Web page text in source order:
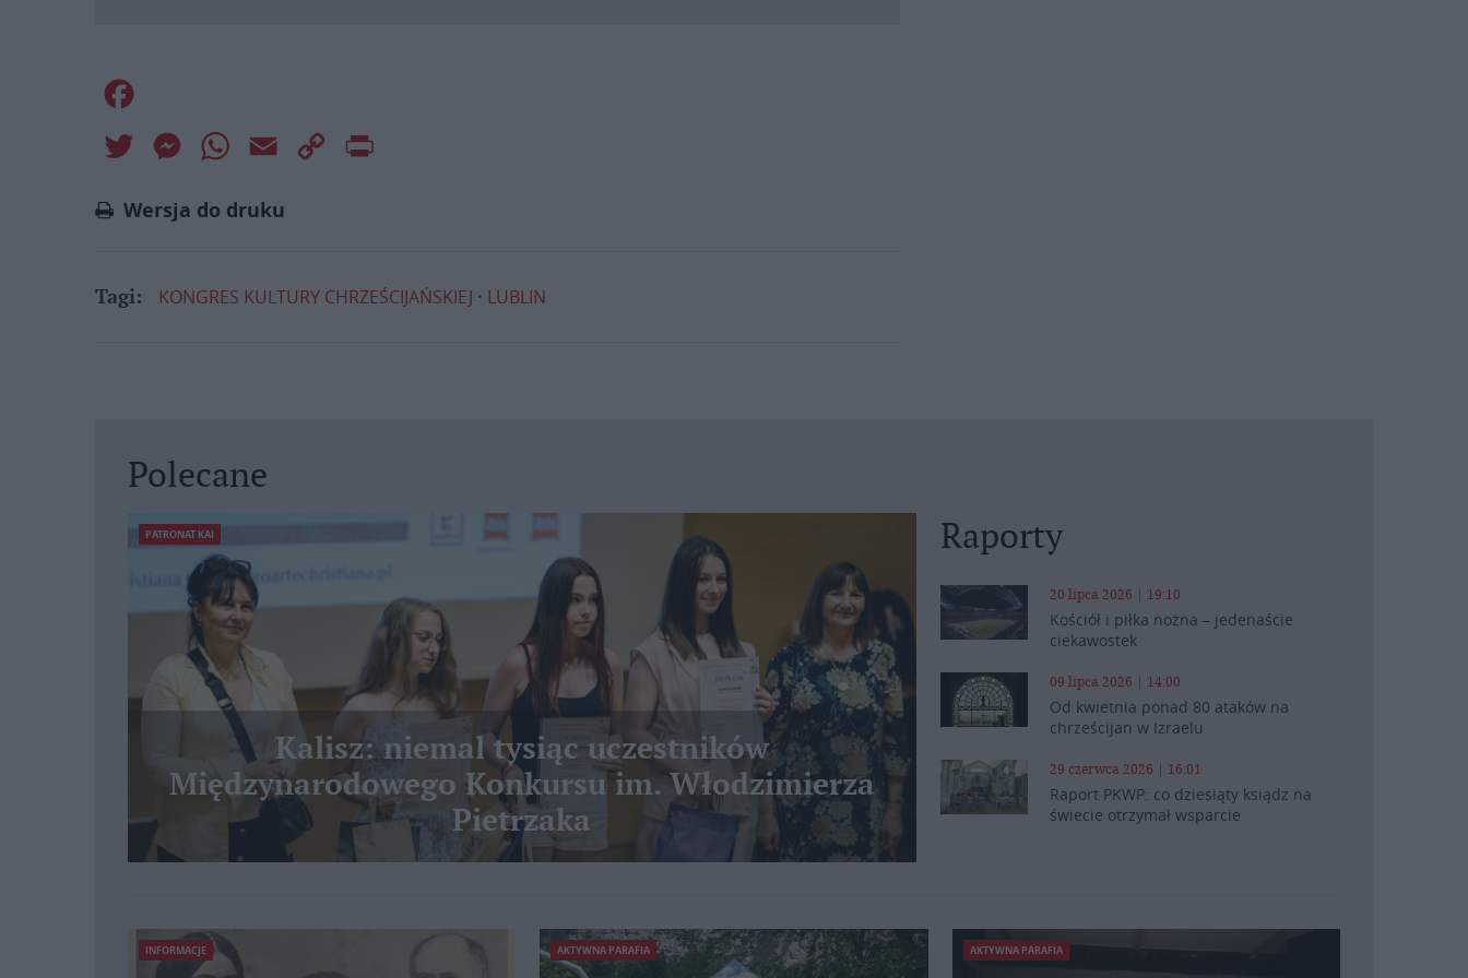
Twitter MessengerWhatsApp
Email
Copy
Wersja do druku
Tagi: KONGRES KULTURY CHRZEŚCIJAŃSKIEJ LUBLIN
Polecane
PATRONAT KAI
Kalisz: niemal tysiąc uczestników
Międzynarodowego Konkursu im. Włodzimierza
Pietrzaka
Raporty
20 lipca 2026 | 19:10
Kościół i piłka nożna – jedenaście
ciekawostek
09 lipca 2026 | 14:00
Od kwietnia ponad 80 ataków na
chrześcijan w Izraelu
29 czerwca 2026 | 16:01
Raport PKWP: co dziesiąty ksiądz na
świecie otrzymał wsparcie
INFORMACJE AKTYWNA PARAFIA AKTYWNA PARAFIA